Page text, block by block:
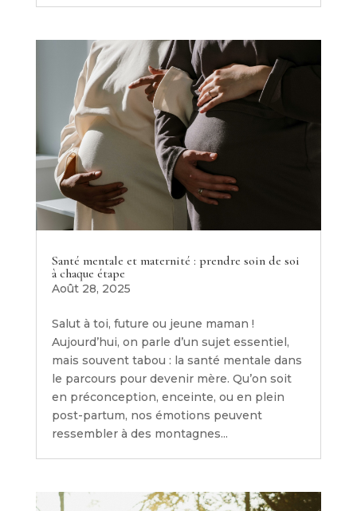
Santé mentale et maternité : prendre soin de soi
à chaque étape
Août 28, 2025
Salut à toi, future ou jeune maman !
Aujourd’hui, on parle d’un sujet essentiel,
mais souvent tabou : la santé mentale dans
le parcours pour devenir mère. Qu’on soit
en préconception, enceinte, ou en plein
post-partum, nos émotions peuvent
ressembler à des montagnes...